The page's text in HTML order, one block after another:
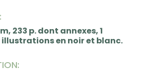
233 p. dont annexes, 1
illustrations en noir et blanc.